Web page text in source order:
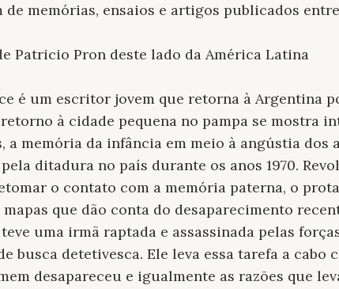
de memórias, ensaios e artigos publicados entre
Patricio Pron deste lado da América Latina
é um escritor jovem que retorna à Argentina
à cidade pequena no pampa se mostra
memória da infância em meio à angústia dos
ditadura no país durante os anos 1970.
o contato com a memória paterna, o
que dão conta do desaparecimento
uma irmã raptada e assassinada pelas
busca detetivesca. Ele leva essa tarefa a cabo
desapareceu e igualmente as razões que